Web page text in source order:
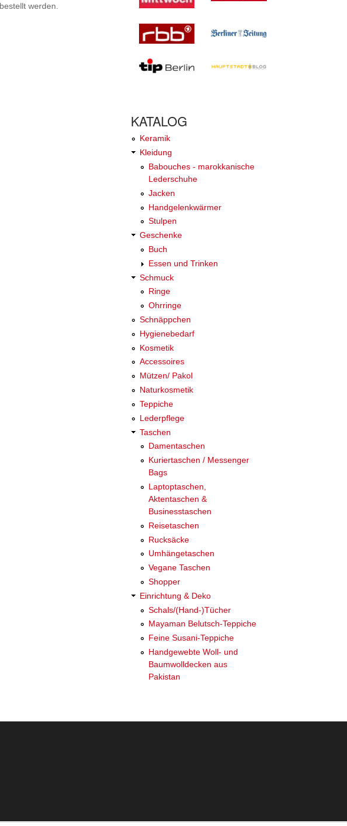
werden.
KATALOG
Keramik
Kleidung
Babouches - marokkanische
Lederschuhe
Jacken
Handgelenkwärmer
Stulpen
Geschenke
Buch
Essen und Trinken
Schmuck
Ringe
Ohrringe
Schnäppchen
Hygienebedarf
Kosmetik
Accessoires
Mützen/ Pakol
Naturkosmetik
Teppiche
Lederpflege
Taschen
Damentaschen
Kuriertaschen / Messenger
Bags
Laptoptaschen,
Aktentaschen &
Businesstaschen
Reisetaschen
Rucksäcke
Umhängetaschen
Vegane Taschen
Shopper
Einrichtung & Deko
Schals/(Hand-)Tücher
Mayaman Belutsch-Teppiche
Feine Susani-Teppiche
Handgewebte Woll- und
Baumwolldecken aus
Pakistan